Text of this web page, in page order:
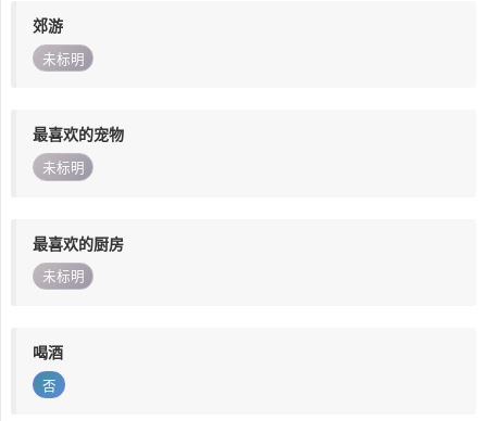
郊游
未标明
最喜欢的宠物
未标明
最喜欢的厨房
未标明
喝酒
否